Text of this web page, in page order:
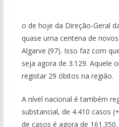
o de hoje da Direção-Geral
quase uma centena de
Algarve (97). Isso faz com
seja agora de 3.129. Aquele
registar 29 óbitos na região.
A nível nacional é também
substancial, de 4.410 casos
de casos é agora de 161.350.